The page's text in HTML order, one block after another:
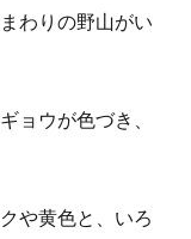
わりの野山がい
ョウが色づき、
や黄色と、いろ